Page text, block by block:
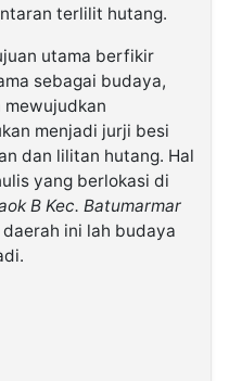
terlilit hutang.
utama berfikir
sebagai budaya,
mewujudkan
menjadi jurji besi
dan lilitan hutang. Hal
yang berlokasi di
B Kec. Batumarmar
daerah ini lah budaya